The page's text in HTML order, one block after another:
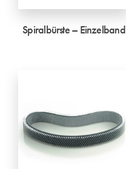
Spiralbürste – Einzelband